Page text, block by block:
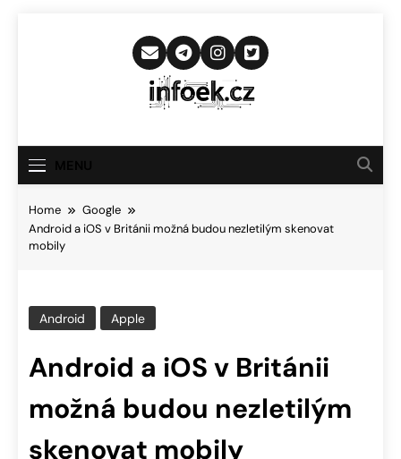
Infoek.cz
Novinkám
Home
Google
Android a iOS v Británii možná budou nezletilým skenovat
mobily
Android Apple
Android a iOS v Británii
možná budou nezletilým
skenovat mobily